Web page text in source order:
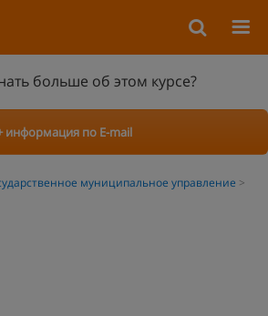
больше об этом курсе?
информация по E-mail
муниципальное управление